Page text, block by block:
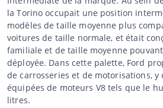
la Torino occupait une position
modèles de taille moyenne plus
voitures de taille normale, et était
familiale et de taille moyenne
déployée. Dans cette palette, Ford
de carrosseries et de motorisations, y
équipées de moteurs V8 tels que le
litres.